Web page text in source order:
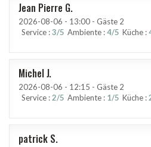
Jean Pierre G
2026-08-06 - 13:00 - Gäste 2
Service :3/5 Ambiente :4/5 Küche :
MichelJ
2026-08-06 - 12:15 - Gäste 2
Service :2/5 Ambiente : 1/5 Küche :
patrick S